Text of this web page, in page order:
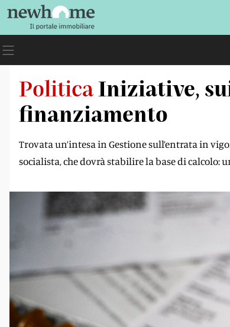
PoliticaIniziative,
finanziamento
Trovata un’intesa in Gestione sull’entrata in
socialista, che dovrà stabilire la base di